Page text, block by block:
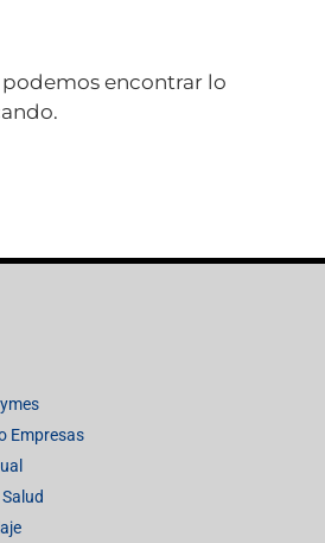
podemos encontrar lo
Empresas